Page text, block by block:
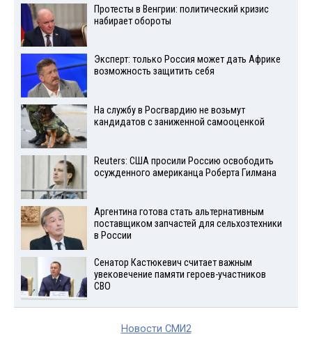
Протесты в Венгрии: политический кризис
набирает обороты
Эксперт: только Россия может дать Африке
возможность защитить себя
На службу в Росгвардию не возьмут
кандидатов с заниженной самооценкой
Reuters: США просили Россию освободить
осужденного американца Роберта Гилмана
Аргентина готова стать альтернативным
поставщиком запчастей для сельхозтехники
в России
Сенатор Кастюкевич считает важным
увековечение памяти героев-участников
СВО
Новости СМИ2